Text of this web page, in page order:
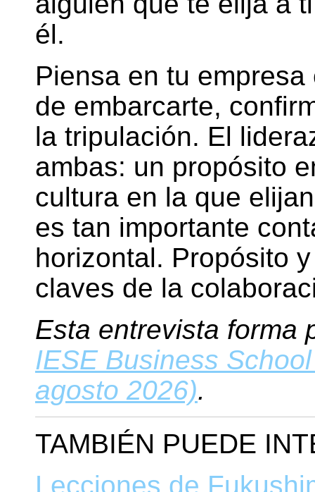
él.
Piensa en tu
de embarcarte,
la tripulación. El
ambas: un propósito
cultura en la que
es tan importante
horizontal. Propósito
claves de la
Esta entrevista forma
IESE Business
agosto 2026).
TAMBIÉN PUEDE
Lecciones de